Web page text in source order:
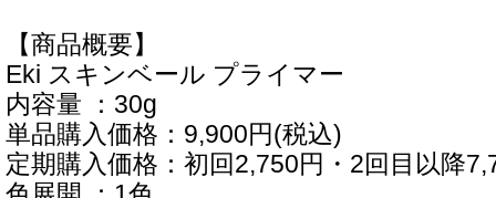
【商品概要】
Eki スキンベール プライマー
内容量 ：30g
単品購入価格：9,900円(税込)
定期購入価格：初回2,750円・2回目以降